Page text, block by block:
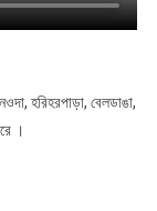
হরিহরপাড়া, বেলডাঙা,
।